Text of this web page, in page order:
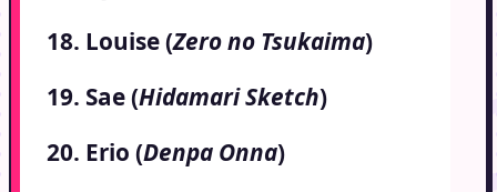
18. Louise (Zero no Tsukaima)
19. Sae (Hidamari Sketch)
20. Erio (Denpa Onna)